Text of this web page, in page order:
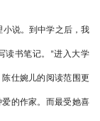
说。到中学之后，我
书笔记。 ”进入大学
仕婉儿的阅读范围更
的作家。而最受她喜